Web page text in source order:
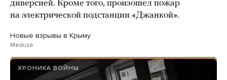
диверсией. Кроме того, произошел пожар
на электрической подстанции «Джанкой».
Новые взрывы в Крыму
Meduza
ХРОНИКА ВОЙНЫ